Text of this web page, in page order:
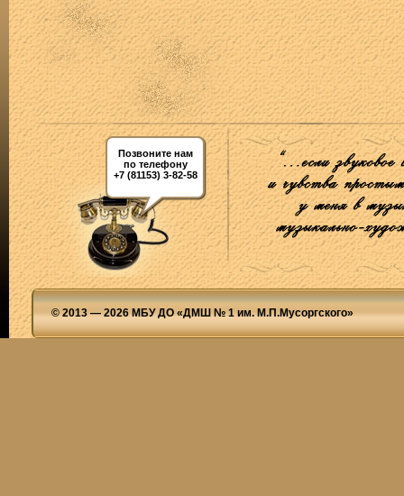
Позвоните нам
по телефону
+7 (81153) 3-82-58
© 2013 — 2026 МБУ ДО «ДМШ № 1 им. М.П.Мусоргского»